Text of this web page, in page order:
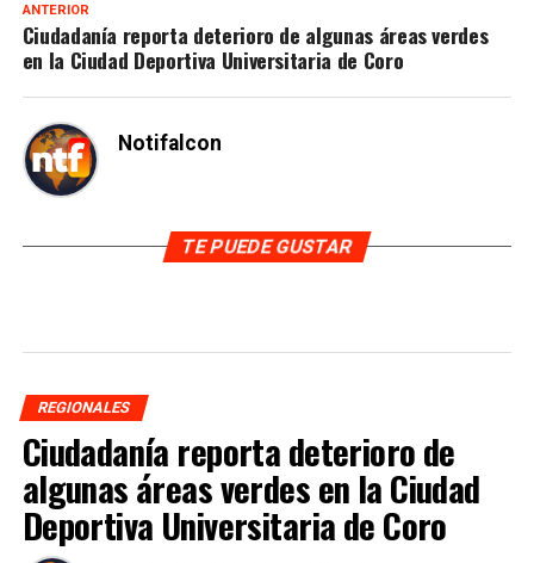
ANTERIOR
Ciudadanía reporta deterioro de algunas áreas verdes
en la Ciudad Deportiva Universitaria de Coro
Notifalcon
TE PUEDE GUSTAR
REGIONALES
Ciudadanía reporta deterioro de
algunas áreas verdes en la Ciudad
Deportiva Universitaria de Coro